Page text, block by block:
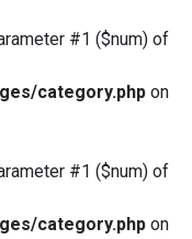
#1 ($num) of
category.php on
#1 ($num) of
category.php on